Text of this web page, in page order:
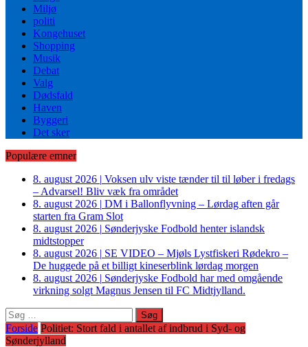
Miljø
politi
Kongehuset
Shopping
Musik
Debat
Valg
Dødsfald
Haven
Byggeri
Det sker
Populære emner
8. august 2026 | Voksen ulv viste tænder til til løber i fredags
– Advarsel! Bliv væk fra området
8. august 2026 | DM i Ballonflyvning – Lørdag aften går
starten fra Gram Slot
8. august 2026 | Sønderjyske Fodbold henter islandsk
midtstopper
8. august 2026 | SE VIDEO – Mjøls Lystfiskeri Rødekro –
De huggede på et billigt kineserblink lørdag morgen
8. august 2026 | Sønderjyske Fodbold har med omgående
virkning solgt Magnus Jensen til FC Midtjylland.
Søg
efter:
Forside Politiet: Stort fald i antallet af indbrud i Syd- og
Sønderjylland